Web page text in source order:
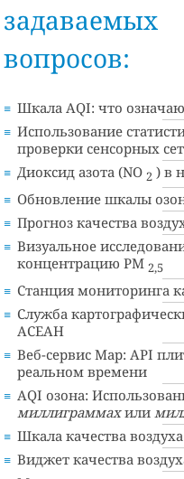
задаваемых
вопросов:
Шкала AQI: что
Использование
проверки сенсорных
Диоксид азота (NO 2 ) в
Обновление шкалы
Прогноз качества
Визуальное
концентрацию PM 2,5
Станция мониторинга
Служба
АСЕАН
Веб-сервис Map: API
реальном времени
AQI озона:
миллиграммахили
Шкала качества
Виджет качества